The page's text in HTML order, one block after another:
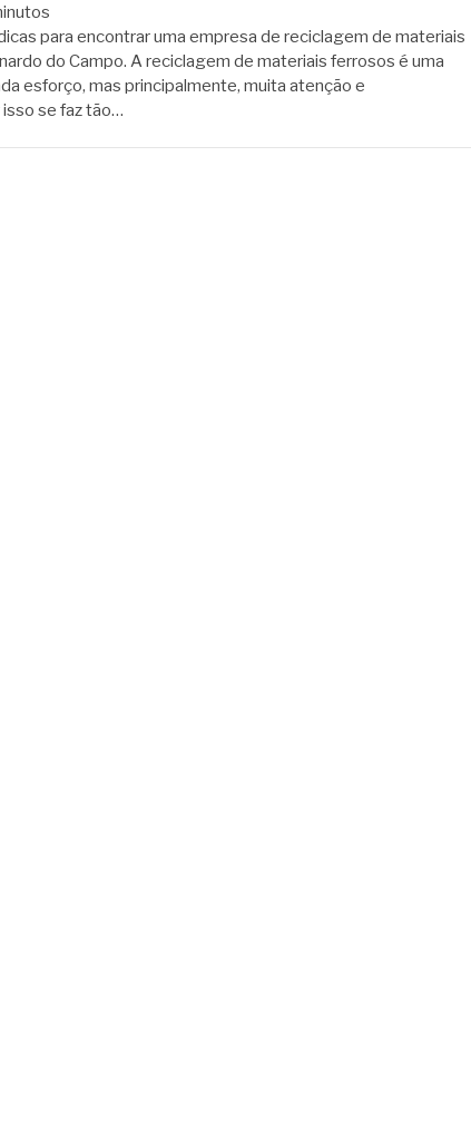
para encontrar uma empresa de reciclagem de materiais
do Campo. A reciclagem de materiais ferrosos é uma
esforço, mas principalmente, muita atenção e
se faz tão…